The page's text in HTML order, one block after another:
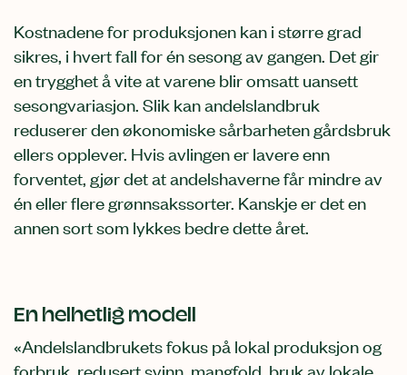
Kostnadene for produksjonen kan i større grad
sikres, i hvert fall for én sesong av gangen. Det gir
en trygghet å vite at varene blir omsatt uansett
sesongvariasjon. Slik kan andelslandbruk
reduserer den økonomiske sårbarheten gårdsbruk
ellers opplever. Hvis avlingen er lavere enn
forventet, gjør det at andelshaverne får mindre av
én eller flere grønnsakssorter. Kanskje er det en
annen sort som lykkes bedre dette året.
En helhetlig modell
«Andelslandbrukets fokus på lokal produksjon og
forbruk, redusert svinn, mangfold, bruk av lokale